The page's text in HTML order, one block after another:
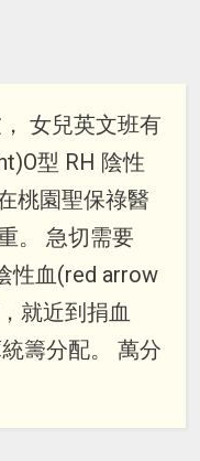
女兒英文班有
型 RH 陰性
桃園聖保祿醫
。 急切需要
性血(red arrow
就近到捐血
籌分配。 萬分